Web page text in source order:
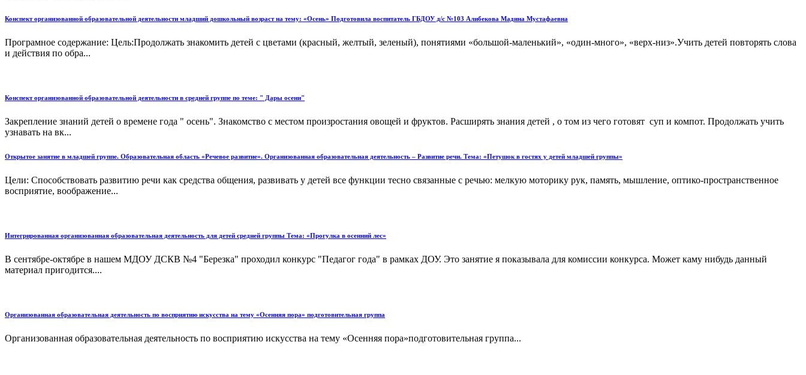
Конспект организованной образовательной деятельности младший дошкольный возраст на тему: «Осень» Подготовила воспитатель ГБДОУ д/с №103 Алибекова Мадина Мустафаевна
Програмное содержание: Цель:Продолжать знакомить детей с цветами (красный, желтый, зеленый), понятиями «большой-маленький», «один-много», «верх-низ».Учить детей повторять слова
и действия по обра...
Конспект организованной образовательной деятельности в средней группе по теме: " Дары осени"
Закрепление знаний детей о времене года " осень". Знакомство с местом произростания овощей и фруктов. Расширять знания детей , о том из чего готовят суп и компот. Продолжать учить
узнавать на вк...
Открытое занятие в младшей группе. Образовательная область «Речевое развитие». Организованная образовательная деятельность – Развитие речи. Тема: «Петушок в гостях у детей младшей группы»
Цели: Способствовать развитию речи как средства общения, развивать у детей все функции тесно связанные с речью: мелкую моторику рук, память, мышление, оптико-пространственное
восприятие, воображение...
Интегрированная организованная образовательная деятельность для детей средней группы Тема: «Прогулка в осенний лес»
В сентябре-октябре в нашем МДОУ ДСКВ №4 "Березка" проходил конкурс "Педагог года" в рамках ДОУ. Это занятие я показывала для комиссии конкурса. Может каму нибудь данный
материал пригодится....
Организованная образовательная деятельность по восприятию искусства на тему «Осенняя пора» подготовительная группа
Организованная образовательная деятельность по восприятию искусства на тему «Осенняя пора»подготовительная группа...